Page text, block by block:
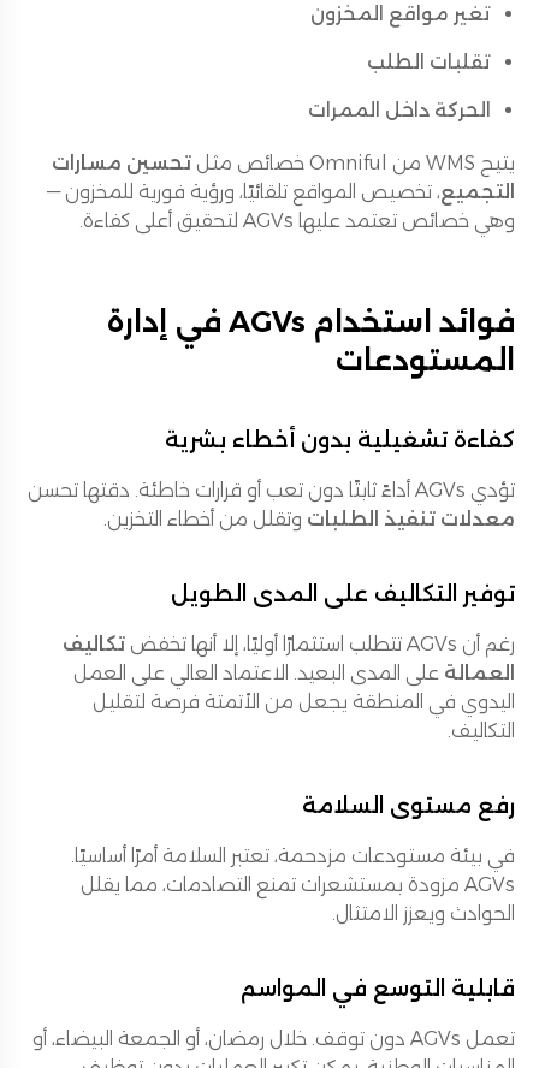
تغير مواقع المخزون
تقلبات الطلب
الحركة داخل الممرات
يتيح WMS من Omniful خصائص مثل
تحسين مسارات
التجميع، تخصيص المواقع تلقائيًا، ورؤية فورية للمخزون —
وهي خصائص تعتمد عليها AGVs لتحقيق أعلى كفاءة.
فوائد استخدام AGVs في إدارة
المستودعات
كفاءة تشغيلية بدون أخطاء بشرية
تؤدي AGVs أداءً ثابتًا دون تعب أو قرارات خاطئة. دقتها تحسن
معدلات تنفيذ الطلبات وتقلل من أخطاء التخزين.
توفير التكاليف على المدى الطويل
رغم أن AGVs تتطلب استثمارًا أوليًا، إلا أنها تخفض
تكاليف
العمالة على المدى البعيد. الاعتماد العالي على العمل
اليدوي في المنطقة يجعل من الأتمتة فرصة لتقليل
التكاليف.
رفع مستوى السلامة
في بيئة مستودعات مزدحمة، تعتبر السلامة أمرًا أساسيًا.
AGVs مزودة بمستشعرات تمنع التصادمات، مما يقلل
الحوادث ويعزز الامتثال.
قابلية التوسع في المواسم
تعمل AGVs دون توقف. خلال رمضان، أو الجمعة البيضاء، أو